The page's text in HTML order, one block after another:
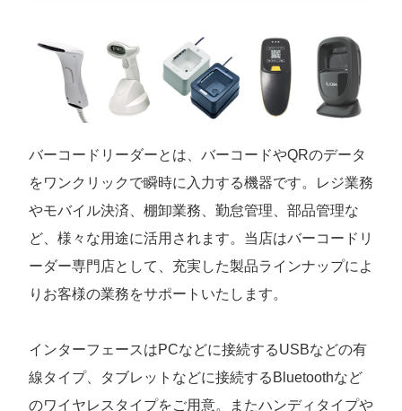
バーコードリーダーとは、バーコードやQRのデータ
をワンクリックで瞬時に入力する機器です。レジ業務
やモバイル決済、棚卸業務、勤怠管理、部品管理な
ど、様々な用途に活用されます。当店はバーコードリ
ーダー専門店として、充実した製品ラインナップによ
りお客様の業務をサポートいたします。
インターフェースはPCなどに接続するUSBなどの有
線タイプ、タブレットなどに接続するBluetoothなど
のワイヤレスタイプをご用意。またハンディタイプや